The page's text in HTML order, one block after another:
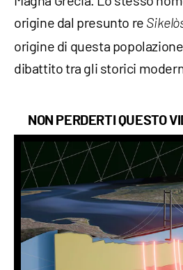
origine dal presunto re
origine di questa
dibattito tra gli storici
NON PERDERTI QUESTO